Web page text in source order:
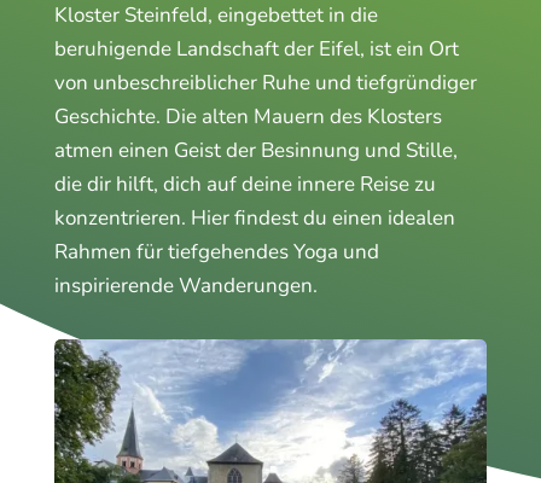
Kloster Steinfeld, eingebettet in die
beruhigende Landschaft der Eifel, ist ein Ort
von unbeschreiblicher Ruhe und tiefgründiger
Geschichte. Die alten Mauern des Klosters
atmen einen Geist der Besinnung und Stille,
die dir hilft, dich auf deine innere Reise zu
konzentrieren. Hier findest du einen idealen
Rahmen für tiefgehendes Yoga und
inspirierende Wanderungen.